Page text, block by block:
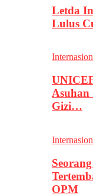
Letda
Lulus
Asuhan
Gizi…
OPM